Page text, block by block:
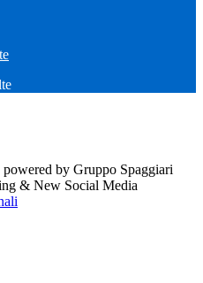
by Gruppo Spaggiari
& New Social Media